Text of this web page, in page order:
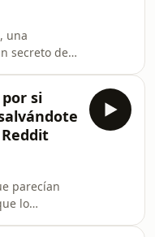
una
secreto del
si
parecían
lo